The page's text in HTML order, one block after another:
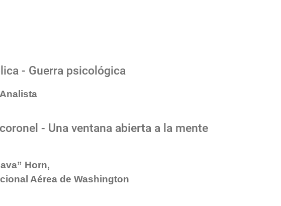
- Guerra psicológica
- Una ventana abierta a la mente
Horn,
Aérea de Washington